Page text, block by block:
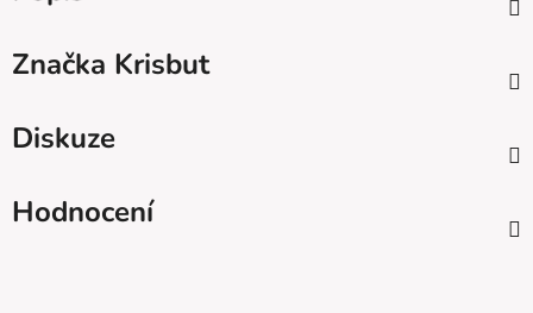
Značka Krisbut
Diskuze
Hodnocení